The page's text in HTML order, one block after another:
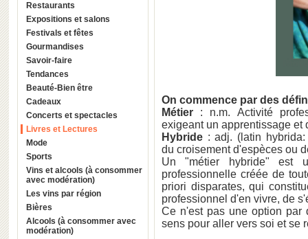
Restaurants
Expositions et salons
Festivals et fêtes
Gourmandises
Savoir-faire
Tendances
Beauté-Bien être
Cadeaux
Concerts et spectacles
Livres et Lectures
Mode
Sports
Vins et alcools (à consommer
avec modération)
Les vins par région
Bières
Alcools (à consommer avec
modération)
On commence par des
Métier : n.m. Activité
exigeant un apprentissage
Hybride : adj. (latin
du croisement d'espèces ou
Un "métier hybride" est
professionnelle créée de
priori disparates, qui
professionnel d'en vivre, de
Ce n'est pas une option par
sens pour aller vers soi et se